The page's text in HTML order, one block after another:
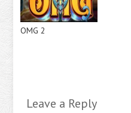
OMG 2
Leave a Reply